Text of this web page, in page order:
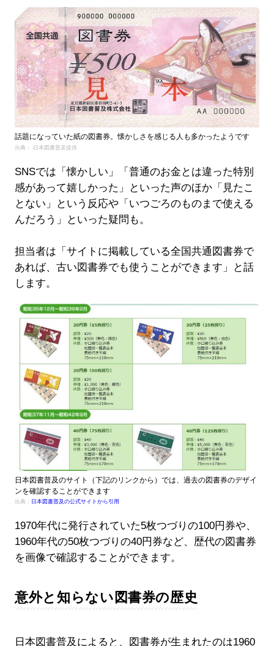
話題になっていた紙の図書券。懐かしさを感じる人も多かったようです
出典： 日本図書普及提供
SNSでは「懐かしい」「普通のお金とは違った特別
感があって嬉しかった」といった声のほか「見たこ
とない」という反応や「いつごろのものまで使える
んだろう」といった疑問も。
担当者は「サイトに掲載している全国共通図書券で
あれば、古い図書券でも使うことができます」と話
します。
日本図書普及のサイト（下記のリンクから）では、過去の図書券のデザイ
ンを確認することができます
出典： 日本図書普及の公式サイトから引用
1970年代に発行されていた5枚つづりの100円券や、
1960年代の50枚つづりの40円券など、歴代の図書券
を画像で確認することができます。
意外と知らない図書券の歴史
日本図書普及によると、図書券が生まれたのは1960